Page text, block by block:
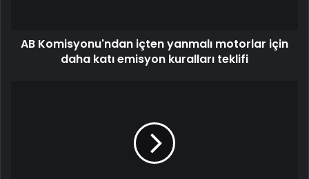
AB Komisyonu'ndan içten yanmalı motorlar için
daha katı emisyon kuralları teklifi